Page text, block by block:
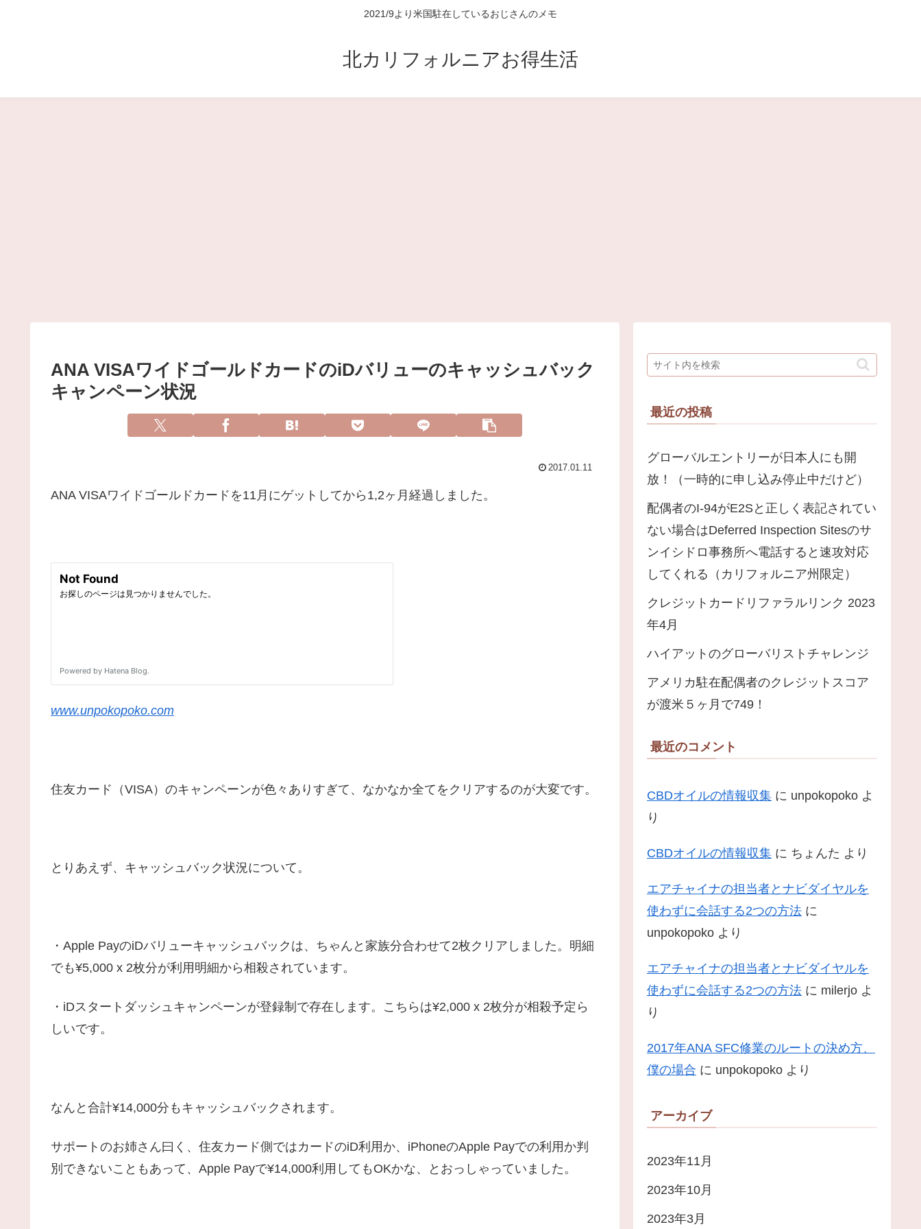
2021/9より米国駐在しているおじさんのメモ
北カリフォルニアお得生活
ANA VISAワイドゴールドカードのiDバリューのキャッシュバック
キャンペーン状況
2017.01.11
ANA VISAワイドゴールドカードを11月にゲットしてから1,2ヶ月経過しました。
www.unpokopoko.com
住友カード（VISA）のキャンペーンが色々ありすぎて、なかなか全てをクリアするのが大変です。
とりあえず、キャッシュバック状況について。
・Apple PayのiDバリューキャッシュバックは、ちゃんと家族分合わせて2枚クリアしました。明細
でも¥5,000 x 2枚分が利用明細から相殺されています。
・iDスタートダッシュキャンペーンが登録制で存在します。こちらは¥2,000 x 2枚分が相殺予定ら
しいです。
なんと合計¥14,000分もキャッシュバックされます。
サポートのお姉さん曰く、住友カード側ではカードのiD利用か、iPhoneのApple Payでの利用か判
別できないこともあって、Apple Payで¥14,000利用してもOKかな、とおっしゃっていました。
最近の投稿
グローバルエントリーが日本人にも開
放！（一時的に申し込み停止中だけど）
配偶者のI-94がE2Sと正しく表記されてい
ない場合はDeferred Inspection Sitesのサ
ンイシドロ事務所へ電話すると速攻対応
してくれる（カリフォルニア州限定）
クレジットカードリファラルリンク 2023
年4月
ハイアットのグローバリストチャレンジ
アメリカ駐在配偶者のクレジットスコア
が渡米５ヶ月で749！
最近のコメント
CBDオイルの情報収集 に unpokopoko よ
り
CBDオイルの情報収集 に ちょんた より
エアチャイナの担当者とナビダイヤルを
使わずに会話する2つの方法 に
unpokopoko より
エアチャイナの担当者とナビダイヤルを
使わずに会話する2つの方法 に milerjo よ
り
2017年ANA SFC修業のルートの決め方、
僕の場合 に unpokopoko より
アーカイブ
2023年11月
2023年10月
2023年3月